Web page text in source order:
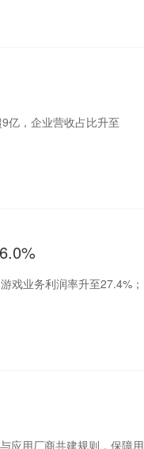
亿，企业营收占比升至
戏业务利润率升至27.4%；
应用厂商共建规则，保障用